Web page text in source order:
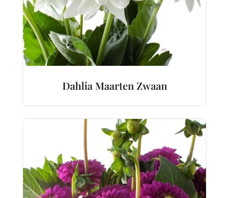
Dahlia Maarten Zwaan